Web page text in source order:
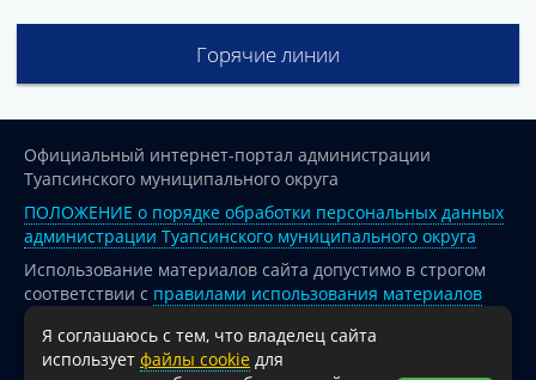
Горячие линии
Официальный интернет-портал администрации
Туапсинского муниципального округа
ПОЛОЖЕНИЕ о порядке обработки персональных данных
администрации Туапсинского муниципального округа
Использование материалов сайта допустимо в строгом
соответствии с правилами использования материалов
опубликованных на сайте
При перепечатке и использовании информации ссылка
на источник обязательна.
Я соглашаюсь с тем, что владелец сайта
использует файлы cookie для